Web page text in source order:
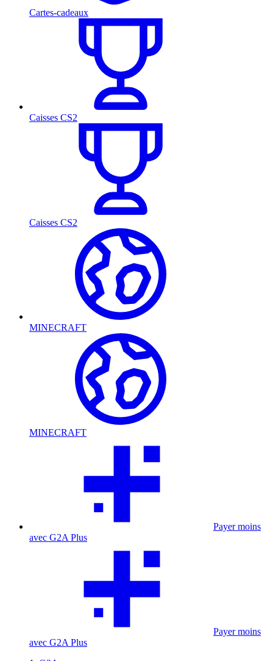
Cartes-cadeaux
Caisses CS2
Caisses CS2
MINECRAFT
MINECRAFT
Payer moins
avec G2A Plus
Payer moins
avec G2A Plus